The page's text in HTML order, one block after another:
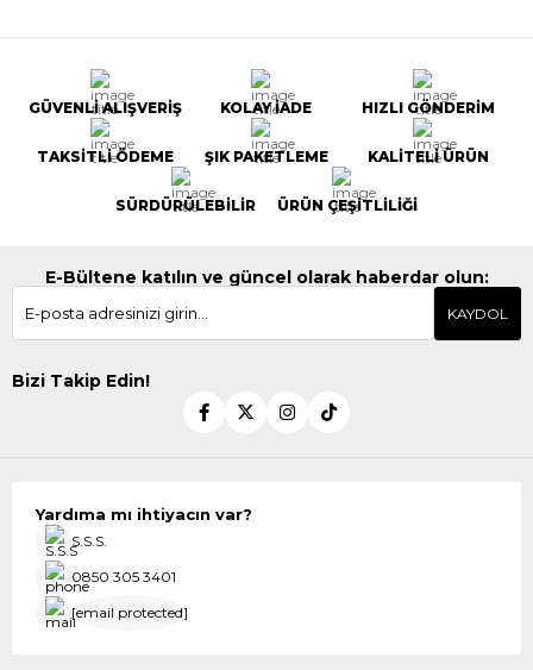
GÜVENLİ ALIŞVERİŞ KOLAY İADE HIZLI GÖNDERİM
TAKSİTLİ ÖDEME ŞIK PAKETLEME KALİTELİ ÜRÜN
SÜRDÜRÜLEBİLİR ÜRÜN ÇEŞİTLİLİĞİ
E-Bültene katılın ve güncel olarak haberdar olun:
KAYDOL
Bizi Takip Edin!
Yardıma mı ihtiyacın var?
S.S.S.
0850 305 3401
[email protected]